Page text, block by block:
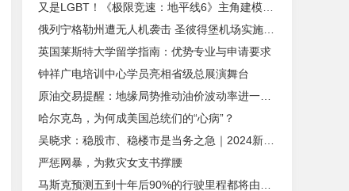
又是LGBT！《极限竞速：地平线6》主角建模丑到爆
俄列宁格勒州遭无人机袭击 圣彼得堡机场实施管制
英国莱斯特大学留学指南：优势专业与申请要求
钟祥广电培训中心学员亮相省级总展演舞台
原油交易提醒：地缘局势推动油价波动率进一步扩大，谨防风险溢价回落
哈尔克岛，为何成美国总统们的“心病”？
吴晓求：稳股市、稳楼市是当务之急｜2024新金融大会
严惩网暴，为救灾女支书撑腰